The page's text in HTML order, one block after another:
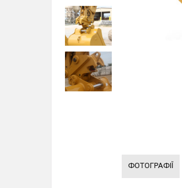
ФОТОГРАФІЇ